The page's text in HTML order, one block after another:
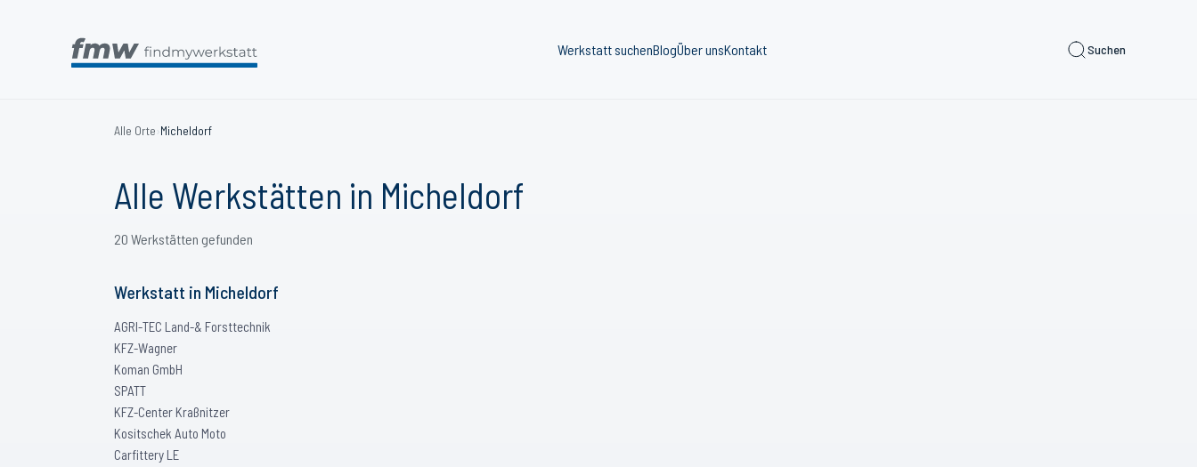
Werkstatt suchenBlogÜber unsKontakt Suchen
Alle Orte›Micheldorf
Alle Werkstätten in Micheldorf
20 Werkstätten gefunden
Werkstatt in Micheldorf
AGRI-TEC Land-& Forsttechnik
KFZ-Wagner
Koman GmbH
SPATT
KFZ-Center Kraßnitzer
Kositschek Auto Moto
Carfittery LE